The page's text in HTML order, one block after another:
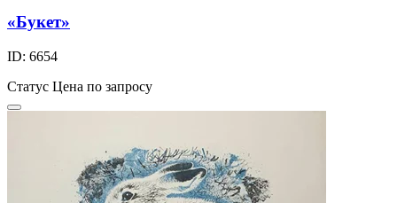
«Букет»
ID: 6654
Статус Цена по запросу